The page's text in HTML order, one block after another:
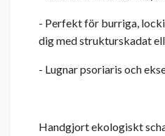
- Perfekt för burriga,
dig med strukturskadat
- Lugnar psoriaris och
Handgjort ekologiskt